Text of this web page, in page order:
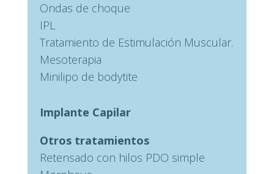
Ondas de choque
IPL
Tratamiento de Estimulación Muscular.
Mesoterapia
Minilipo de bodytite
Implante Capilar
Otros tratamientos
Retensado con hilos PDO simple